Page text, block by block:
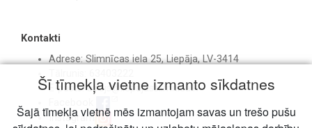
Kontakti
Adrese: Slimnīcas iela 25, Liepāja, LV-3414
E-pasts:birojs@liepajasslimnica.lv
Instagram
Šī tīmekļa vietne izmanto sīkdatnes
Šajā tīmekļa vietnē mēs izmantojam savas un trešo pušu